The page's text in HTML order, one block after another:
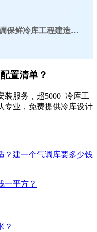
四川桑枝食用菌现代农业园区气调保鲜冷库工程建造案例
置清单？
服务，超5000+冷库工
专业，免费提供冷库设计
？建一个气调库要多少钱
一平方？
？